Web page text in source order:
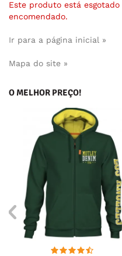
Este produto está
encomendado.
Ir para a página inicial »
Mapa do site »
O MELHOR PREÇO!